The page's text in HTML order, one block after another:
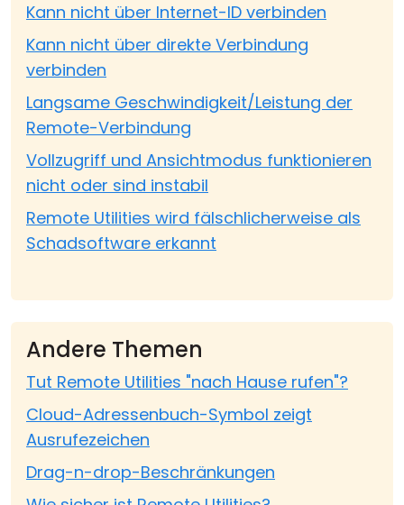
Kann nicht über Internet-ID verbinden
Kann nicht über direkte Verbindung
verbinden
Langsame Geschwindigkeit/Leistung der
Remote-Verbindung
Vollzugriff und Ansichtmodus funktionieren
nicht oder sind instabil
Remote Utilities wird fälschlicherweise als
Schadsoftware erkannt
Andere Themen
Tut Remote Utilities "nach Hause rufen"?
Cloud-Adressenbuch-Symbol zeigt
Ausrufezeichen
Drag-n-drop-Beschränkungen